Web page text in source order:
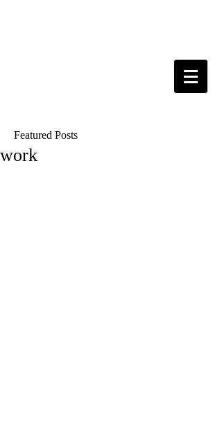
Featured Posts
work